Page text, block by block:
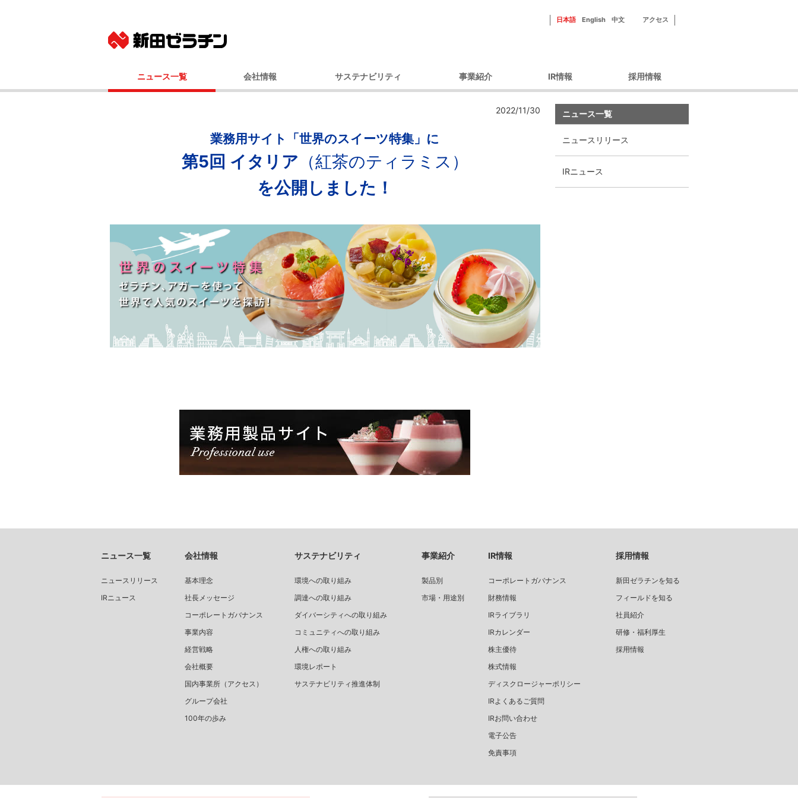
ニュース一覧
ニュースリリース
IRニュース
2022/11/30
業務用サイト「世界のスイーツ特集」に
第5回 イタリア （紅茶のティラミス）
を公開しました！
ニュース一覧 会社情報
コーポレートガバナンス
事業内容
経営戦略
会社概要
100年の歩み
サステナビリティ
ダイバーシティへの取り組み
コミュニティへの取り組み
人権への取り組み
環境レポート
事業紹介 IR情報
IRライブラリ
採用情報
日本語 English 中文 アクセス
ニュース一覧
ニュースリリース
IRニュース
会社情報
基本理念
社長メッセージ
コーポレートガバナンス
事業内容
経営戦略
会社概要
国内事業所（アクセス）
グループ会社
100年の歩み
サステナビリティ
環境への取り組み
調達への取り組み
ダイバーシティへの取り組み
コミュニティへの取り組み
人権への取り組み
環境レポート
サステナビリティ推進体制
事業紹介
製品別
市場・用途別
IR情報
コーポレートガバナンス
財務情報
IRライブラリ
IRカレンダー
株主優待
株式情報
ディスクロージャーポリシー
IRよくあるご質問
IRお問い合わせ
電子公告
免責事項
採用情報
新田ゼラチンを知る
フィールドを知る
社員紹介
研修・福利厚生
採用情報